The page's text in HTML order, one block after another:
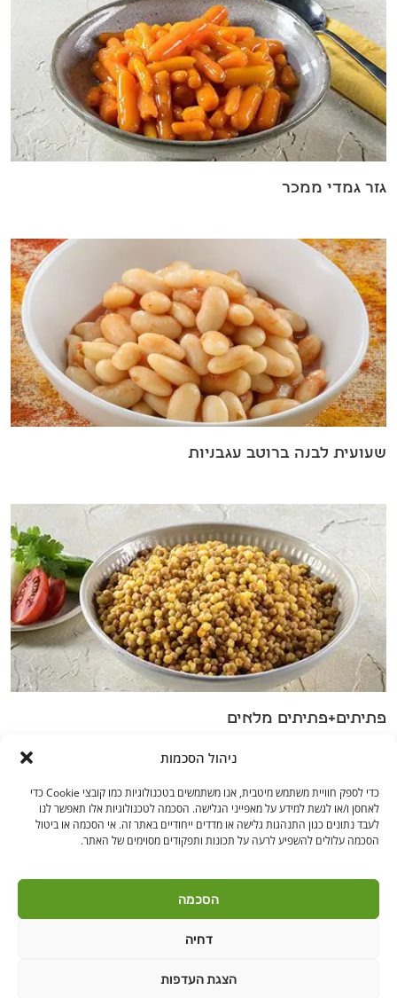
ניהול הסכמות
כדי לספק חוויית משתמש מיטבית, אנו משתמשים בטכנולוגיות כמו קובצי Cookie כדי
לאחסן ו/או לגשת למידע על מאפייני הגלישה. הסכמה לטכנולוגיות אלו תאפשר לנו
לעבד נתונים כגון התנהגות גלישה או מדדים ייחודיים באתר זה. אי הסכמה או ביטול
הסכמה עלולים להשפיע לרעה על תכונות ותפקודים מסוימים של האתר.
הסכמה
דחיה
הצגת העדפות
גזר גמדי ממכר
שעועית לבנה ברוטב עגבניות
פתיתים+פתיתים מלאים
בקרו אותנו